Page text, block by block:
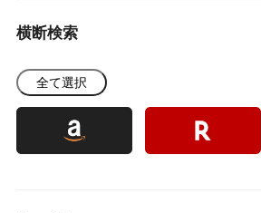
横断検索
全て選択